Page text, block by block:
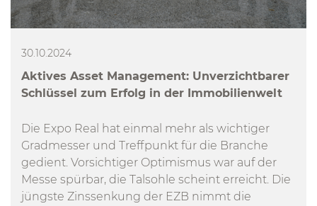
30.10.2024
Aktives Asset Management: Unverzichtbarer
Schlüssel zum Erfolg in der Immobilienwelt
Die Expo Real hat einmal mehr als wichtiger
Gradmesser und Treffpunkt für die Branche
gedient. Vorsichtiger Optimismus war auf der
Messe spürbar, die Talsohle scheint erreicht. Die
jüngste Zinssenkung der EZB nimmt die